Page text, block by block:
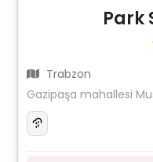
Park
Trabzon
Gazipaşa mahallesi